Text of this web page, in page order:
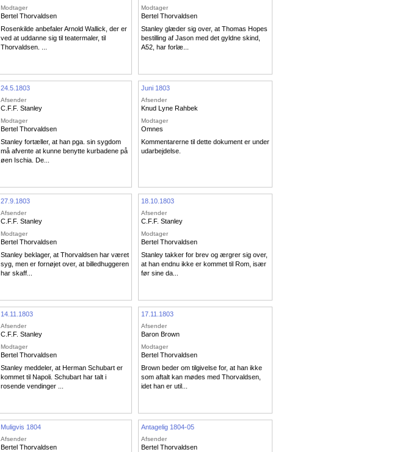
Modtager
Bertel Thorvaldsen
Rosenkilde anbefaler Arnold Wallick, der er
ved at uddanne sig til teatermaler, til
Thorvaldsen. ...
Modtager
Bertel Thorvaldsen
Stanley glæder sig over, at Thomas Hopes
bestilling af Jason med det gyldne skind,
A52, har forlæ...
24.5.1803
Afsender
C.F.F. Stanley
Modtager
Bertel Thorvaldsen
Stanley fortæller, at han pga. sin sygdom
må afvente at kunne benytte kurbadene på
øen Ischia. De...
Juni 1803
Afsender
Knud Lyne Rahbek
Modtager
Omnes
Kommentarerne til dette dokument er under
udarbejdelse.
27.9.1803
Afsender
C.F.F. Stanley
Modtager
Bertel Thorvaldsen
Stanley beklager, at Thorvaldsen har været
syg, men er fornøjet over, at billedhuggeren
har skaff...
18.10.1803
Afsender
C.F.F. Stanley
Modtager
Bertel Thorvaldsen
Stanley takker for brev og ærgrer sig over,
at han endnu ikke er kommet til Rom, især
før sine da...
14.11.1803
Afsender
C.F.F. Stanley
Modtager
Bertel Thorvaldsen
Stanley meddeler, at Herman Schubart er
kommet til Napoli. Schubart har talt i
rosende vendinger ...
17.11.1803
Afsender
Baron Brown
Modtager
Bertel Thorvaldsen
Brown beder om tilgivelse for, at han ikke
som aftalt kan mødes med Thorvaldsen,
idet han er util...
Muligvis 1804
Afsender
Bertel Thorvaldsen
Antagelig 1804-05
Afsender
Bertel Thorvaldsen